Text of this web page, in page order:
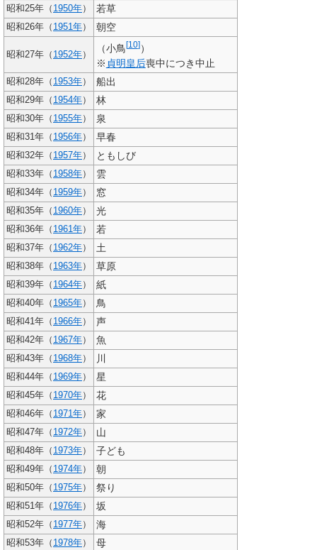
昭和25年（ 1950年） 若草
昭和26年（ 1951年） 朝空
昭和27年（ 1952年）
（小鳥[10]）
※ 貞明皇后喪中につき中止
昭和28年（ 1953年） 船出
昭和29年（ 1954年） 林
昭和30年（ 1955年） 泉
昭和31年（ 1956年） 早春
昭和32年（ 1957年） ともしび
昭和33年（ 1958年） 雲
昭和34年（ 1959年） 窓
昭和35年（ 1960年） 光
昭和36年（ 1961年） 若
昭和37年（ 1962年） 土
昭和38年（ 1963年） 草原
昭和39年（ 1964年） 紙
昭和40年（ 1965年） 鳥
昭和41年（ 1966年） 声
昭和42年（ 1967年） 魚
昭和43年（ 1968年） 川
昭和44年（ 1969年） 星
昭和45年（ 1970年） 花
昭和46年（ 1971年） 家
昭和47年（ 1972年） 山
昭和48年（ 1973年） 子ども
昭和49年（ 1974年） 朝
昭和50年（ 1975年） 祭り
昭和51年（ 1976年） 坂
昭和52年（ 1977年） 海
昭和53年（ 1978年） 母